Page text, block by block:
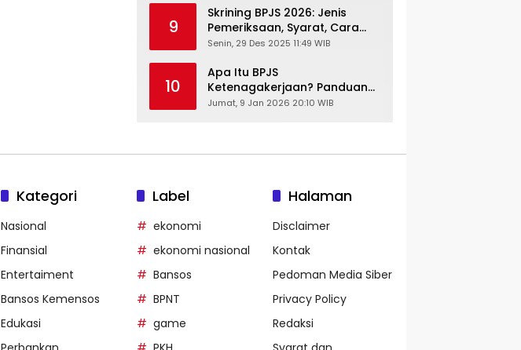
9
Skrining BPJS 2026: Jenis
Pemeriksaan, Syarat, Cara
Daftar & Cek Riwayat
Senin, 29 Des 2025 11:49 WIB
10
Apa Itu BPJS
Ketenagakerjaan? Panduan
Lengkap untuk Pekerja dan
Jumat, 9 Jan 2026 20:10 WIB
Kategori
Nasional
Finansial
Entertaiment
Bansos Kemensos
Edukasi
Label
ekonomi
ekonomi nasional
Bansos
BPNT
game
Halaman
Disclaimer
Kontak
Pedoman Media Siber
Privacy Policy
Redaksi